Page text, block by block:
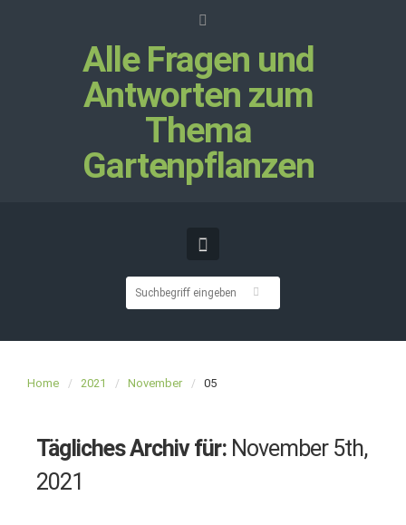
Alle Fragen und
Antworten zum
Thema
Gartenpflanzen
Home 2021 November 05
Tägliches Archiv für: November 5th,
2021